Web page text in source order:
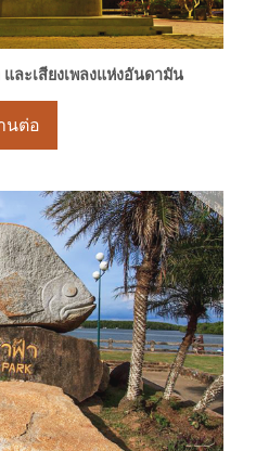
ละเสียงเพลงแห่งอันดามัน
นต่อ